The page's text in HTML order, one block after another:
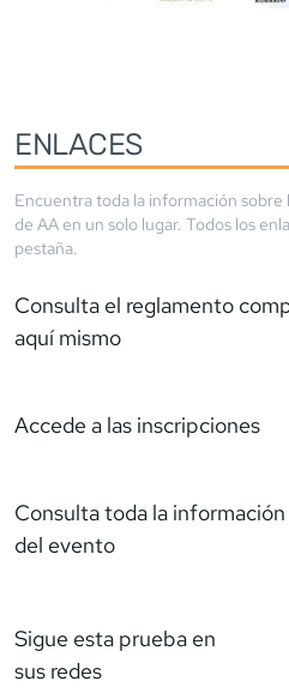
ENLACES
Encuentra toda la información sobre
de AA en un solo lugar. Todos los
pestaña.
Consulta el reglamento
aquí mismo
Accede a las inscripciones
Consulta toda la
del evento
Sigue esta prueba en
sus redes